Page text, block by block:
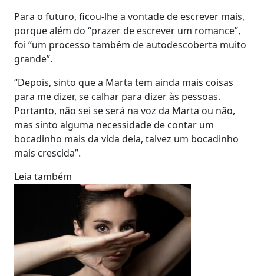
Para o futuro, ficou-lhe a vontade de escrever mais,
porque além do “prazer de escrever um romance”,
foi “um processo também de autodescoberta muito
grande”.
“Depois, sinto que a Marta tem ainda mais coisas
para me dizer, se calhar para dizer às pessoas.
Portanto, não sei se será na voz da Marta ou não,
mas sinto alguma necessidade de contar um
bocadinho mais da vida dela, talvez um bocadinho
mais crescida”.
Leia também